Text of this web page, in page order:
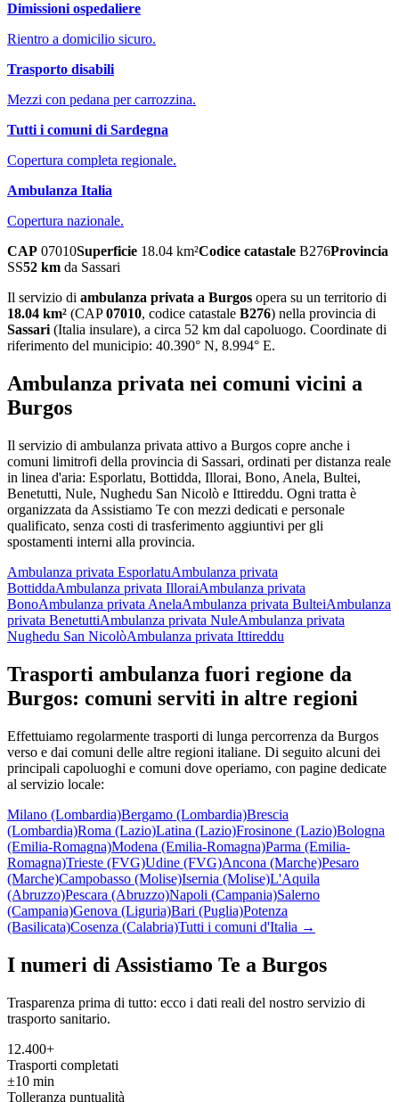
Dimissioni ospedaliere
Rientro a domicilio sicuro.
Trasporto disabili
Mezzi con pedana per carrozzina.
Tutti i comuni di Sardegna
Copertura completa regionale.
Ambulanza Italia
Copertura nazionale.
CAP 07010Superficie 18.04 km²Codice catastale B276Provincia
SS52 km da Sassari
Il servizio di ambulanza privata a Burgos opera su un territorio di
18.04 km² (CAP07010, codice catastale B276) nella provincia di
Sassari (Italia insulare), a circa 52 km dal capoluogo. Coordinate di
riferimento del municipio: 40.390° N, 8.994° E.
Ambulanza privata nei comuni vicini a
Burgos
Il servizio di ambulanza privata attivo a Burgos copre anche i
comuni limitrofi della provincia di Sassari, ordinati per distanza reale
in linea d'aria: Esporlatu, Bottidda, Illorai, Bono, Anela, Bultei,
Benetutti, Nule, Nughedu San Nicolò e Ittireddu. Ogni tratta è
organizzata da Assistiamo Te con mezzi dedicati e personale
qualificato, senza costi di trasferimento aggiuntivi per gli
spostamenti interni alla provincia.
Ambulanza privata EsporlatuAmbulanza privata
BottiddaAmbulanza privata IlloraiAmbulanza privata
BonoAmbulanza privata AnelaAmbulanza privata BulteiAmbulanza
privata BenetuttiAmbulanza privata NuleAmbulanza privata
Nughedu San NicolòAmbulanza privata Ittireddu
Trasporti ambulanza fuori regione da
Burgos: comuni serviti in altre regioni
Effettuiamo regolarmente trasporti di lunga percorrenza da Burgos
verso e dai comuni delle altre regioni italiane. Di seguito alcuni dei
principali capoluoghi e comuni dove operiamo, con pagine dedicate
al servizio locale:
Milano (Lombardia)Bergamo (Lombardia)Brescia
(Lombardia)Roma (Lazio)Latina (Lazio)Frosinone (Lazio)Bologna
(Emilia-Romagna)Modena (Emilia-Romagna)Parma (Emilia-
Romagna)Trieste (FVG)Udine (FVG)Ancona (Marche)Pesaro
(Marche)Campobasso (Molise)Isernia (Molise)L'Aquila
(Abruzzo)Pescara (Abruzzo)Napoli (Campania)Salerno
(Campania)Genova (Liguria)Bari (Puglia)Potenza
(Basilicata)Cosenza (Calabria)Tutti i comuni d'Italia →
I numeri di Assistiamo Te a Burgos
Trasparenza prima di tutto: ecco i dati reali del nostro servizio di
trasporto sanitario.
12.400+
Trasporti completati
±10 min
Tolleranza puntualità